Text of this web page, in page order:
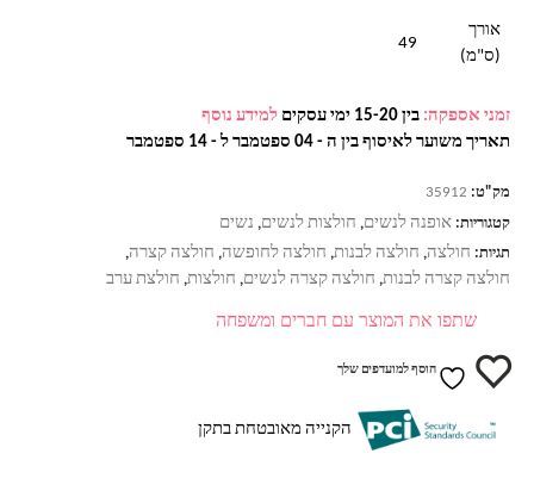
אורך
(ס"מ)
49
זמני אספקה: בין 15-20 ימי עסקים
למידע נוסף
תאריך משוער לאיסוף בין ה - 04 ספטמבר ל - 14 ספטמבר
מק"ט: 35912
קטגוריות: אופנה לנשים, חולצות לנשים, נשים
תגיות: חולצה, חולצה לבנות, חולצה לחופשה, חולצה קצרה,
חולצה קצרה לבנות, חולצה קצרה לנשים, חולצות, חולצת ערב
שתפו את המוצר עם חברים ומשפחה
הוסף למועדפים שלך
הקנייה מאובטחת בתקן